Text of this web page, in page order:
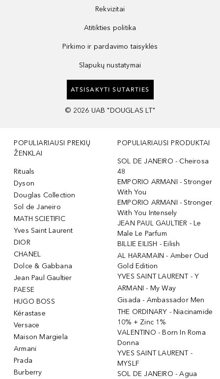
Rekvizitai
Atitikties politika
Pirkimo ir pardavimo taisyklės
Slapukų nustatymai
ATSISAKYTI SUTARTIES
© 2026 UAB "DOUGLAS LT"
POPULIARIAUSI PREKIŲ
ŽENKLAI
Rituals
Dyson
Douglas Collection
Sol de Janeiro
MATH SCIETIFIC
Yves Saint Laurent
DIOR
CHANEL
Dolce & Gabbana
Jean Paul Gaultier
PAESE
HUGO BOSS
Kérastase
Versace
Maison Margiela
Armani
Prada
Burberry
POPULIARIAUSI PRODUKTAI
SOL DE JANEIRO - Cheirosa
48
EMPORIO ARMANI - Stronger
With You
EMPORIO ARMANI - Stronger
With You Intensely
JEAN PAUL GAULTIER - Le
Male Le Parfum
BILLIE EILISH - Eilish
AL HARAMAIN - Amber Oud
Gold Edition
YVES SAINT LAURENT - Y
ARMANI - My Way
Gisada - Ambassador Men
THE ORDINARY - Niacinamide
10% + Zinc 1%
VALENTINO - Born In Roma
Donna
YVES SAINT LAURENT -
MYSLF
SOL DE JANEIRO - Agua